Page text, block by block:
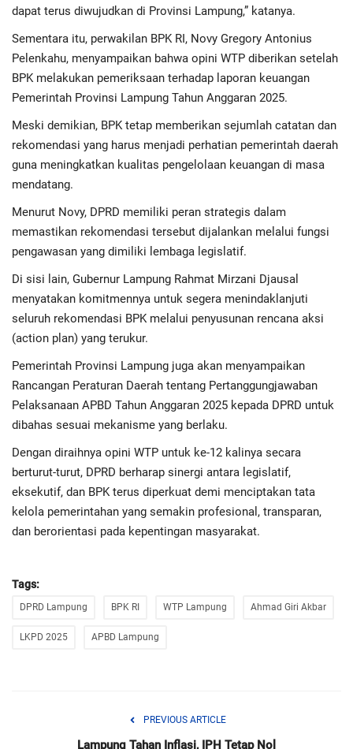
dapat terus diwujudkan di Provinsi Lampung,” katanya.
Sementara itu, perwakilan BPK RI, Novy Gregory Antonius
Pelenkahu, menyampaikan bahwa opini WTP diberikan setelah
BPK melakukan pemeriksaan terhadap laporan keuangan
Pemerintah Provinsi Lampung Tahun Anggaran 2025.
Meski demikian, BPK tetap memberikan sejumlah catatan dan
rekomendasi yang harus menjadi perhatian pemerintah daerah
guna meningkatkan kualitas pengelolaan keuangan di masa
mendatang.
Menurut Novy, DPRD memiliki peran strategis dalam
memastikan rekomendasi tersebut dijalankan melalui fungsi
pengawasan yang dimiliki lembaga legislatif.
Di sisi lain, Gubernur Lampung Rahmat Mirzani Djausal
menyatakan komitmennya untuk segera menindaklanjuti
seluruh rekomendasi BPK melalui penyusunan rencana aksi
(action plan) yang terukur.
Pemerintah Provinsi Lampung juga akan menyampaikan
Rancangan Peraturan Daerah tentang Pertanggungjawaban
Pelaksanaan APBD Tahun Anggaran 2025 kepada DPRD untuk
dibahas sesuai mekanisme yang berlaku.
Dengan diraihnya opini WTP untuk ke-12 kalinya secara
berturut-turut, DPRD berharap sinergi antara legislatif,
eksekutif, dan BPK terus diperkuat demi menciptakan tata
kelola pemerintahan yang semakin profesional, transparan,
dan berorientasi pada kepentingan masyarakat.
Tags:
DPRD Lampung BPK RI WTP Lampung Ahmad Giri Akbar
LKPD 2025 APBD Lampung
PREVIOUS ARTICLE
Lampung Tahan Inflasi, IPH Tetap Nol